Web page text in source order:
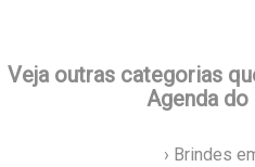
Veja outras categorias
Agenda
› Brindes